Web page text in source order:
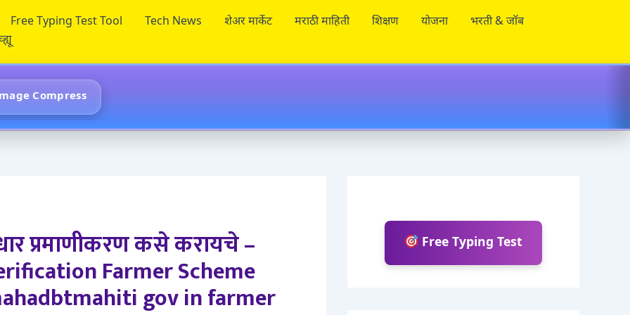
Free Typing Test Tool Tech News शेअर मार्केट मराठी माहिती शिक्षण योजना
भरती & जॉब
Compress
प्रमाणीकरण कसे करायचे –
Farmer Scheme
gov in farmer
Free Typing Test